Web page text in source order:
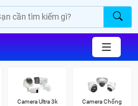
Camera Ultra 3k
Camera Chống